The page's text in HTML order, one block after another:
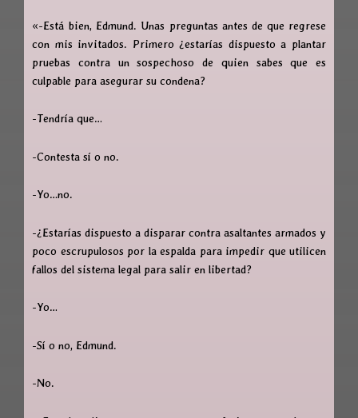
«-Está bien, Edmund. Unas preguntas antes de que regrese
con mis invitados. Primero ¿estarías dispuesto a plantar
pruebas contra un sospechoso de quien sabes que es
culpable para asegurar su condena?
-Tendría que…
-Contesta sí o no.
-Yo…no.
-¿Estarías dispuesto a disparar contra asaltantes armados y
poco escrupulosos por la espalda para impedir que utilicen
fallos del sistema legal para salir en libertad?
-Yo…
-Sí o no, Edmund.
-No.